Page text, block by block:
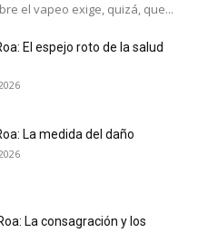
el vapeo exige, quizá, que...
El espejo roto de la salud
La medida del daño
La consagración y los